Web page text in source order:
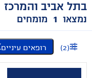
בתל אביב והמרכז
נמצאו 1 מומחים
(
2
) רופאים עיניים